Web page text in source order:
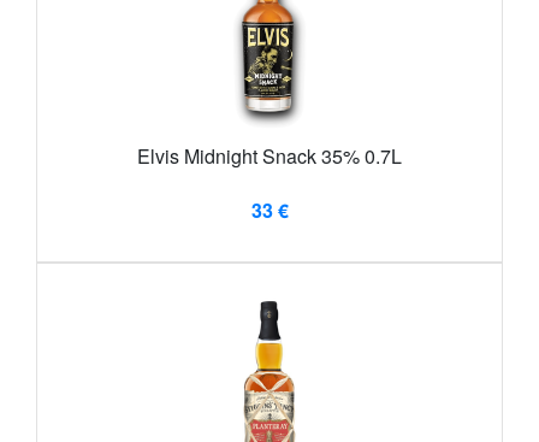
Elvis Midnight Snack 35% 0.7L
33 €